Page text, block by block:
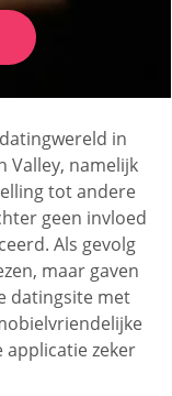
in
Valley, namelijk
tot andere
geen invloed
Als gevolg
maar gaven
datingsite met
applicatie zeker